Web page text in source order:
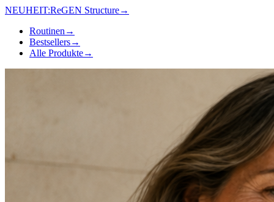
NEUHEIT:ReGEN Structure→
Routinen →
Bestsellers→
Alle Produkte→